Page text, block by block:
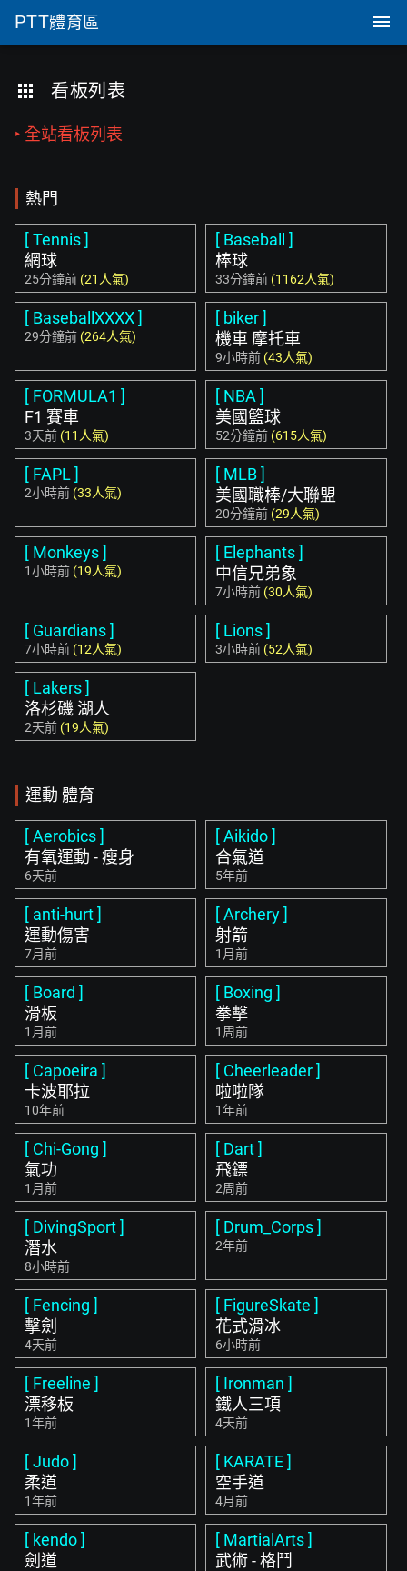
PTT體育區
看板列表
‣ 全站看板列表
熱門
[ Tennis ]
網球
25分鐘前 (21人氣)
[ Baseball ]
棒球
33分鐘前 (1162人氣)
[ BaseballXXXX ]
29分鐘前 (264人氣)
[ biker ]
機車 摩托車
9小時前 (43人氣)
[ FORMULA1 ]
F1 賽車
3天前 (11人氣)
[ NBA ]
美國籃球
52分鐘前 (615人氣)
[ FAPL ]
2小時前 (33人氣)
[ MLB ]
美國職棒/大聯盟
20分鐘前 (29人氣)
[ Monkeys ]
1小時前 (19人氣)
[ Elephants ]
中信兄弟象
7小時前 (30人氣)
[ Guardians ]
7小時前 (12人氣)
[ Lions ]
3小時前 (52人氣)
[ Lakers ]
洛杉磯 湖人
2天前 (19人氣)
運動 體育
[ Aerobics ]
有氧運動 - 瘦身
6天前
[ Aikido ]
合氣道
5年前
[ anti-hurt ]
運動傷害
7月前
[ Archery ]
射箭
1月前
[ Board ]
滑板
1月前
[ Boxing ]
拳擊
1周前
[ Capoeira ]
卡波耶拉
10年前
[ Cheerleader ]
啦啦隊
1年前
[ Chi-Gong ]
氣功
1月前
[ Dart ]
飛鏢
2周前
[ DivingSport ]
潛水
8小時前
[ Drum_Corps ]
2年前
[ Fencing ]
擊劍
4天前
[ FigureSkate ]
花式滑冰
6小時前
[ Freeline ]
漂移板
1年前
[ Ironman ]
鐵人三項
4天前
[ Judo ]
柔道
1年前
[ KARATE ]
空手道
4月前
[ kendo ]
劍道
[ MartialArts ]
武術 - 格鬥